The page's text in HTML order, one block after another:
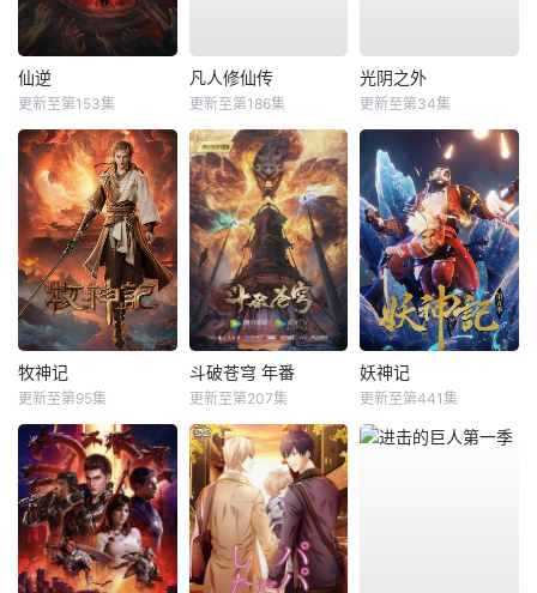
仙逆
更新至第153集
凡人修仙传
更新至第186集
光阴之外
更新至第34集
牧神记
更新至第95集
斗破苍穹 年番
更新至第207集
妖神记
更新至第441集